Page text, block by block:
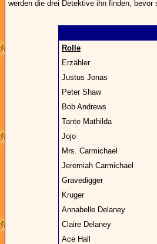
werden die drei Detektive ihn finden, bevor
Rolle
Erzähler
Justus Jonas
Peter Shaw
Bob Andrews
Tante Mathilda
Jojo
Mrs. Carmichael
Jeremiah Carmichael
Gravedigger
Kruger
Annabelle Delaney
Claire Delaney
Ace Hall